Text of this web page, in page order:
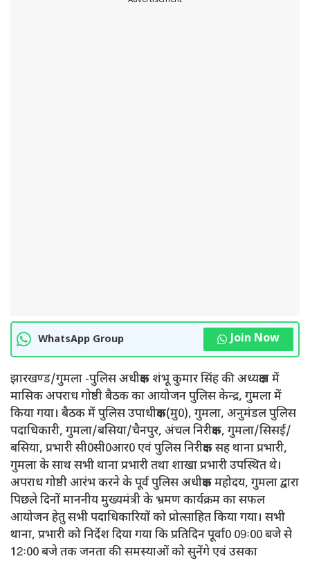
WhatsApp Group Join Now
झारखण्ड/गुमला -पुलिस अधीक्षक शंभू कुमार सिंह की अध्यक्षता में
मासिक अपराध गोष्ठी बैठक का आयोजन पुलिस केन्द्र, गुमला में
किया गया। बैठक में पुलिस उपाधीक्षक(मु0), गुमला, अनुमंडल पुलिस
पदाधिकारी, गुमला/बसिया/चैनपुर, अंचल निरीक्षक, गुमला/सिसई/
बसिया, प्रभारी सी0सी0आर0 एवं पुलिस निरीक्षक सह थाना प्रभारी,
गुमला के साथ सभी थाना प्रभारी तथा शाखा प्रभारी उपस्थित थे।
अपराध गोष्ठी आरंभ करने के पूर्व पुलिस अधीक्षक महोदय, गुमला द्वारा
पिछले दिनों माननीय मुख्यमंत्री के भ्रमण कार्यक्रम का सफल
आयोजन हेतु सभी पदाधिकारियों को प्रोत्साहित किया गया। सभी
थाना, प्रभारी को निर्देश दिया गया कि प्रतिदिन पूर्वा0 09ः00 बजे से
12ः00 बजे तक जनता की समस्याओं को सुनेंगे एवं उसका